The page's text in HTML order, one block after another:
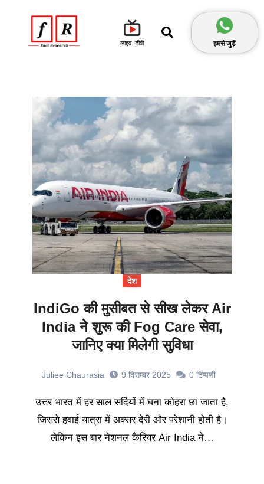
लाइव टीवी हमसे जुड़ें
देश
IndiGo की मुसीबत से सीख लेकर Air
India ने शुरू की Fog Care सेवा,
जानिए क्या मिलेगी सुविधा
Juliee Chaurasia 9 दिसम्बर 2025 0 टिप्पणी
उत्तर भारत में हर साल सर्दियों में घना कोहरा छा जाता है,
जिससे हवाई यात्रा में अक्सर देरी और परेशानी होती है।
लेकिन इस बार नेशनल कैरियर Air India ने…